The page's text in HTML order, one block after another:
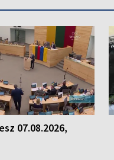
07.08.2026,